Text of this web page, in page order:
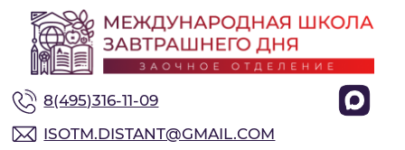
М8(495)316-11-09
ISOTM.DISTANT@GMAIL.COM